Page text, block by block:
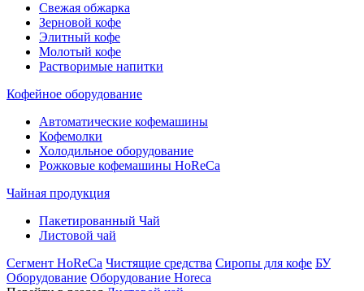
Свежая обжарка
Зерновой кофе
Элитный кофе
Молотый кофе
Растворимые напитки
Кофейное оборудование
Автоматические кофемашины
Кофемолки
Холодильное оборудование
Рожковые кофемашины HoReCa
Чайная продукция
Пакетированный Чай
Листовой чай
Сегмент HoReCa Чистящие средства Сиропы для кофе БУ
Оборудование Оборудование Horeca